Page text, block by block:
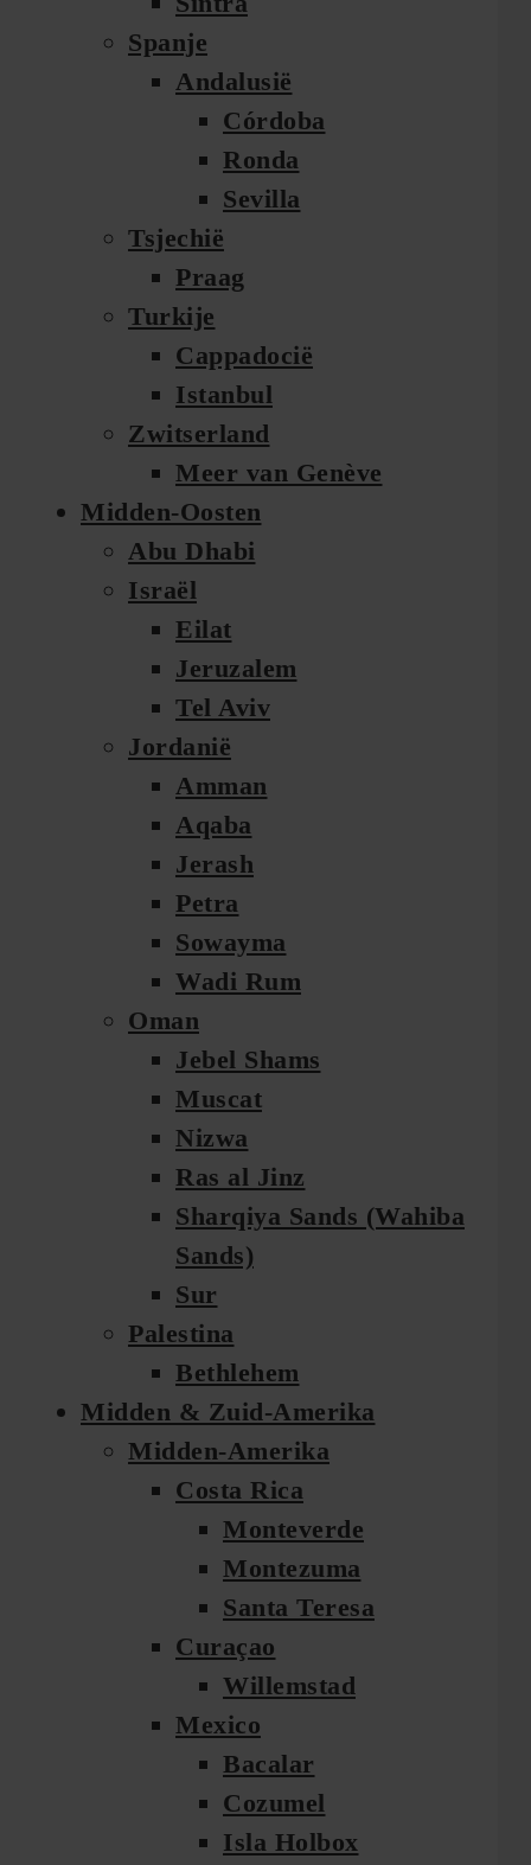
Spanje
Andalusië
Córdoba
Ronda
Sevilla
Tsjechië
Praag
Turkije
Cappadocië
Istanbul
Zwitserland
Meer van Genève
Midden-Oosten
Abu Dhabi
Israël
Eilat
Jeruzalem
Tel Aviv
Jordanië
Amman
Aqaba
Jerash
Petra
Sowayma
Wadi Rum
Oman
Jebel Shams
Muscat
Nizwa
Ras al Jinz
Sharqiya Sands (Wahiba
Sands)
Sur
Palestina
Bethlehem
Midden & Zuid-Amerika
Midden-Amerika
Costa Rica
Monteverde
Montezuma
Santa Teresa
Curaçao
Willemstad
Mexico
Bacalar
Cozumel
Isla Holbox